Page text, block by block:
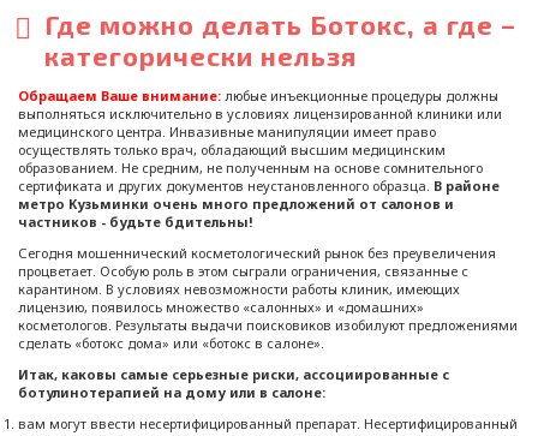
Где можно делать Ботокс, а где –
категорически нельзя
Обращаем Ваше внимание: любые инъекционные процедуры должны
выполняться исключительно в условиях лицензированной клиники или
медицинского центра. Инвазивные манипуляции имеет право
осуществлять только врач, обладающий высшим медицинским
образованием. Не средним, не полученным на основе сомнительного
сертификата и других документов неустановленного образца. В районе
метро Кузьминки очень много предложений от салонов и
частников - будьте бдительны!
Сегодня мошеннический косметологический рынок без преувеличения
процветает. Особую роль в этом сыграли ограничения, связанные с
карантином. В условиях невозможности работы клиник, имеющих
лицензию, появилось множество «салонных» и «домашних»
косметологов. Результаты выдачи поисковиков изобилуют предложениями
сделать «ботокс дома» или «ботокс в салоне».
Итак, каковы самые серьезные риски, ассоциированные с
ботулинотерапией на дому или в салоне:
вам могут ввести несертифицированный препарат. Несертифицированный